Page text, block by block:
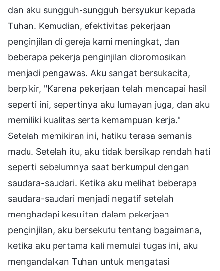
dan aku sungguh-sungguh bersyukur kepada
Tuhan. Kemudian, efektivitas pekerjaan
penginjilan di gereja kami meningkat, dan
beberapa pekerja penginjilan dipromosikan
menjadi pengawas. Aku sangat bersukacita,
berpikir, "Karena pekerjaan telah mencapai hasil
seperti ini, sepertinya aku lumayan juga, dan aku
memiliki kualitas serta kemampuan kerja."
Setelah memikiran ini, hatiku terasa semanis
madu. Setelah itu, aku tidak bersikap rendah hati
seperti sebelumnya saat berkumpul dengan
saudara-saudari. Ketika aku melihat beberapa
saudara-saudari menjadi negatif setelah
menghadapi kesulitan dalam pekerjaan
penginjilan, aku bersekutu tentang bagaimana,
ketika aku pertama kali memulai tugas ini, aku
mengandalkan Tuhan untuk mengatasi